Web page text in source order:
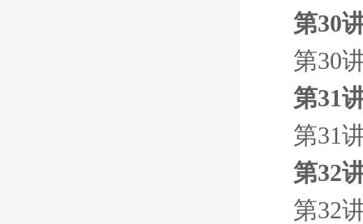
第30
第30
第31
第31
第32
第32